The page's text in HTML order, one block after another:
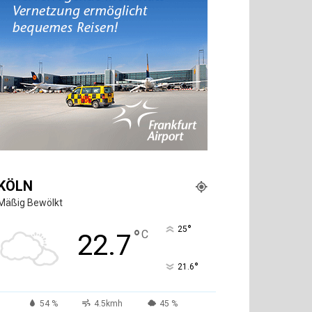
Bewölkt
22.7°C 25°
21.6°
54 % 4.5kmh 45 %